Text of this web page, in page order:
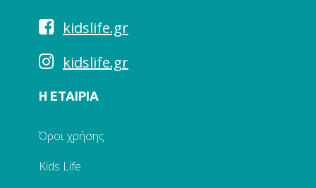
kidslife.gr
kidslife.gr
Η ΕΤΑΙΡΙΑ
Όροι χρήσης
Kids Life